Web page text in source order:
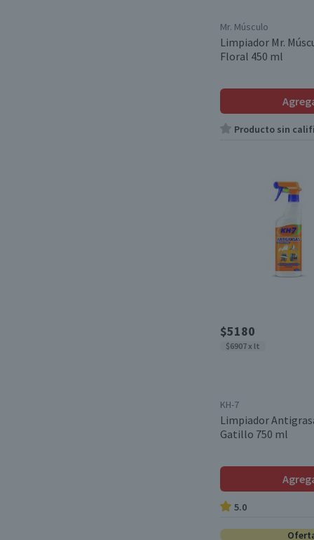
Mr. Músculo
Limpiador Mr.
Floral 450 ml
Producto sin
$5180
$6907 x lt
KH-7
Limpiador
Gatillo 750 ml
5.0